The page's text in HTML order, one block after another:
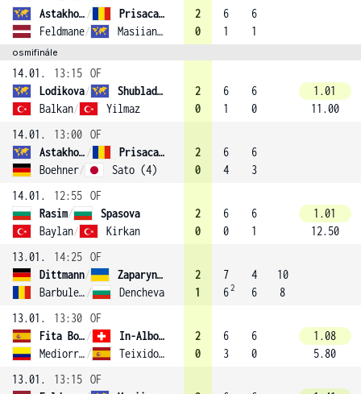
Astakhova /
Prisacariu
Feldmane/ Masiianskaia
2
0
6
1
6
1
osmifinále
14.01. 13:15 OF
Lodikova/
Shubladze (2)
Balkan/ Yilmaz
2
0
6
1
6
0
1.01
11.00
14.01.
13:00 OF
Astakhova /
Prisacariu
Boehner/ Sato (4)
2
0
6
4
6
3
14.01.
12:55 OF
Rasim/
Spasova
Baylan/ Kirkan
2
0
6
0
6
1
1.01
12.50
13.01.
14:25 OF
Dittmann/
Zaparyniuk
Barbulescu / Dencheva
2
1
7
62
4
6
10
8
13.01.
13:30 OF
Fita Boluda /
In-Albon (1)
Mediorreal Arias / Teixido Garcia
2
0
6
3
6
0
1.08
5.80
13.01.
13:15 OF